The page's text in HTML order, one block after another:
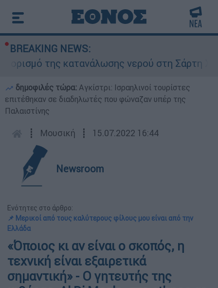
BREAKING NEWS:
της κατανάλωσης νερού στη Σάρτη
δημοφιλές τώρα: Αγκίστρι: Ισραηλινοί τουρίστες
επιτέθηκαν σε διαδηλωτές που φώναζαν υπέρ της
Παλαιστίνης
┋ Μουσική ┋ 15.07.2022 16:44
Newsroom
Ενότητες στο άρθρο:
📌 Μερικοί από τους καλύτερους φίλους μου είναι από την
Ελλάδα
«Όποιος κι αν είναι ο σκοπός, η
τεχνική είναι εξαιρετικά
σημαντική» - Ο γητευτής της